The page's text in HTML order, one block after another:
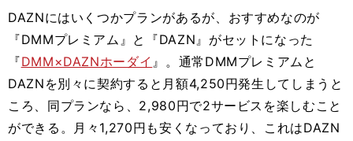
DAZNにはいくつかプランがあるが、おすすめなのが
『DMMプレミアム』と『DAZN』がセットになった
『DMM×DAZNホーダイ 』。通常DMMプレミアムと
DAZNを別々に契約すると月額4,250円発生してしまうと
ころ、同プランなら、2,980円で2サービスを楽しむこと
ができる。月々1,270円も安くなっており、これはDAZN